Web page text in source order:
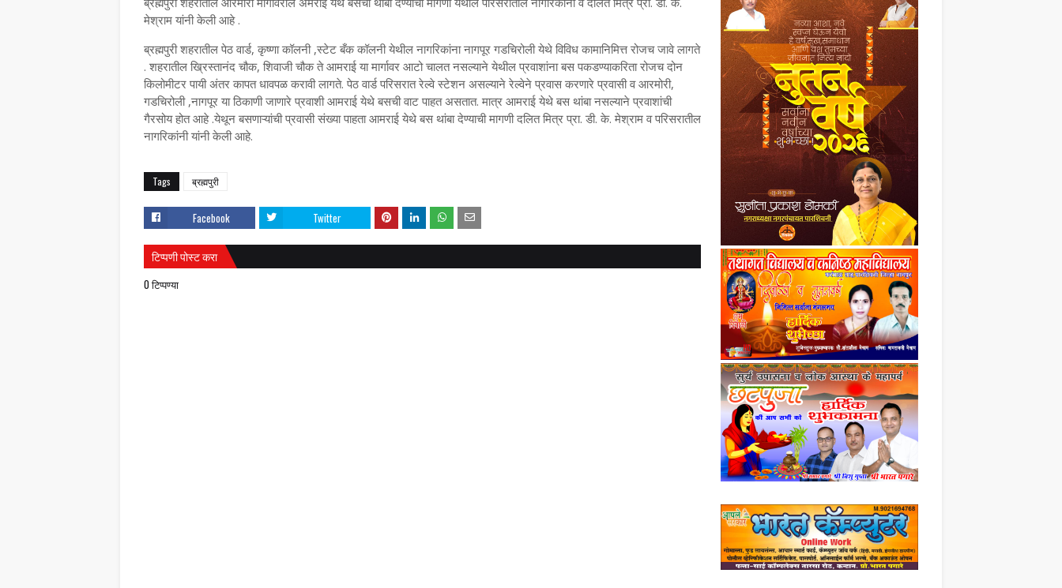
मेश्राम यांनी केली आहे .
ब्रह्मपुरी शहरातील पेठ वार्ड, कृष्णा कॉलनी ,स्टेट बँक कॉलनी येथील नागरिकांना नागपूर गडचिरोली येथे विविध कामानिमित्त रोजच जावे लागते
. शहरातील ख्रिस्तानंद चौक, शिवाजी चौक ते आमराई या मार्गावर आटो चालत नसल्याने येथील प्रवाशांना बस पकडण्याकरिता रोजच दोन
किलोमीटर पायी अंतर कापत धावपळ करावी लागते. पेठ वार्ड परिसरात रेल्वे स्टेशन असल्याने रेल्वेने प्रवास करणारे प्रवासी व आरमोरी,
गडचिरोली ,नागपूर या ठिकाणी जाणारे प्रवाशी आमराई येथे बसची वाट पाहत असतात. मात्र आमराई येथे बस थांबा नसल्याने प्रवाशांची
गैरसोय होत आहे .येथून बसणाऱ्यांची प्रवासी संख्या पाहता आमराई येथे बस थांबा देण्याची मागणी दलित मित्र प्रा. डी. के. मेश्राम व परिसरातील
नागरिकांनी यांनी केली आहे.
Tags ब्रह्मपुरी
Facebook Twitter
टिप्पणी पोस्ट करा
0 टिप्पण्या